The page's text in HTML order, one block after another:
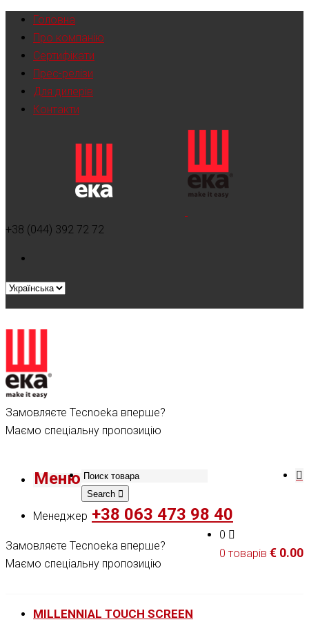
Головна
Про компанію
Сертифікати
Прес-релізи
Для дилерів
Контакти
+38 (044) 392 72 72
Замовляєте Tecnoeka вперше?
Маємо спеціальну пропозицію
Меню
Search
Менеджер +38 063 473 98 40
0
0 товарів € 0.00
Замовляєте Tecnoeka вперше?
Маємо спеціальну пропозицію
MILLENNIAL TOUCH SCREEN